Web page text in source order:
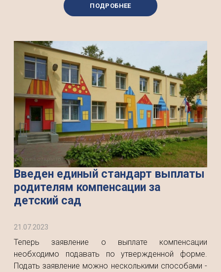
ПОДРОБНЕЕ
Введен единый стандарт выплаты
родителям компенсации за
детский сад
21.07.2023
Теперь заявление о выплате компенсации
необходимо подавать по утвержденной форме.
Подать заявление можно несколькими способами -